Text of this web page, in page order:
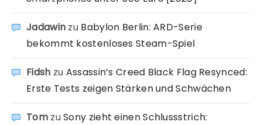
Jadawin zu Babylon Berlin: ARD-Serie
bekommt kostenloses Steam-Spiel
Fidsh zu Assassin’s Creed Black Flag Resynced:
Erste Tests zeigen Stärken und Schwächen
TomzuSony zieht einen Schlussstrich: